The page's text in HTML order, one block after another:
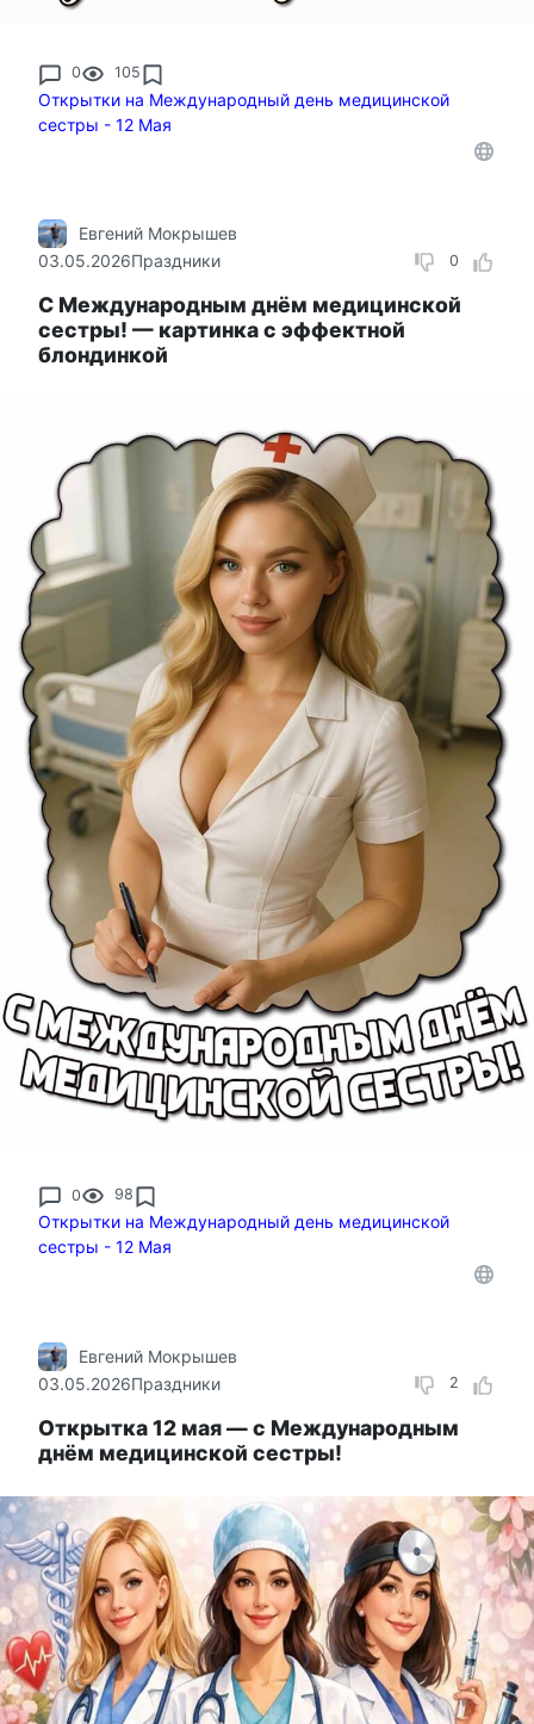
0 105
Открытки на Международный день медицинской
сестры - 12 Мая
0
Евгений Мокрышев
03.05.2026Праздники
С Международным днём медицинской
сестры! — картинка с эффектной
блондинкой
0 98
Открытки на Международный день медицинской
сестры - 12 Мая
2
Евгений Мокрышев
03.05.2026Праздники
Открытка 12 мая — с Международным
днём медицинской сестры!